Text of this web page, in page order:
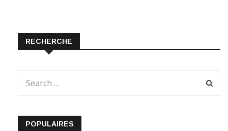
RECHERCHE
POPULAIRES